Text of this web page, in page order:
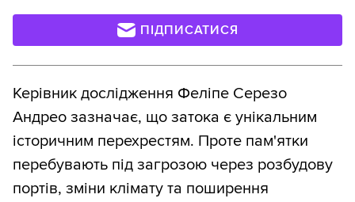
ПІДПИСАТИСЯ
Керівник дослідження Феліпе Серезо
Андрео зазначає, що затока є унікальним
історичним перехрестям. Проте пам'ятки
перебувають під загрозою через розбудову
портів, зміни клімату та поширення